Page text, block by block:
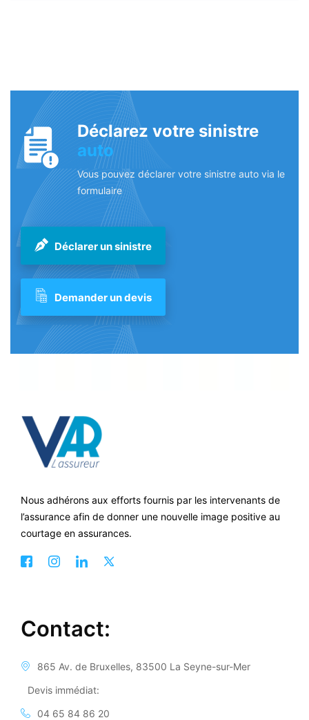
Déclarez votre sinistre
auto
Vous pouvez déclarer votre sinistre auto via le
formulaire
Déclarer un sinistre
Demander un devis
Nous adhérons aux efforts fournis par les intervenants de
l’assurance afin de donner une nouvelle image positive au
courtage en assurances.
Contact:
865 Av. de Bruxelles, 83500 La Seyne-sur-Mer
Devis immédiat:
04 65 84 86 20